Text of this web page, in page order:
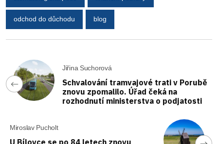
odchod do důchodu blog
Jiřina Suchorová
Schvalování tramvajové trati v Porubě
znovu zpomalilo. Úřad čeká na
rozhodnutí ministerstva o podjatosti
Miroslav Pucholt
U Bílovce se po 84 letech znovu